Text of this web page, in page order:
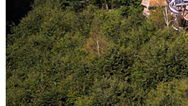
Angebote
Hüttenkalender 2027
Kettensägen Schnitzkurse
Vermietung
Veranstaltungen
Busreisen
Blockhausencup
Abenteuerspielplatz